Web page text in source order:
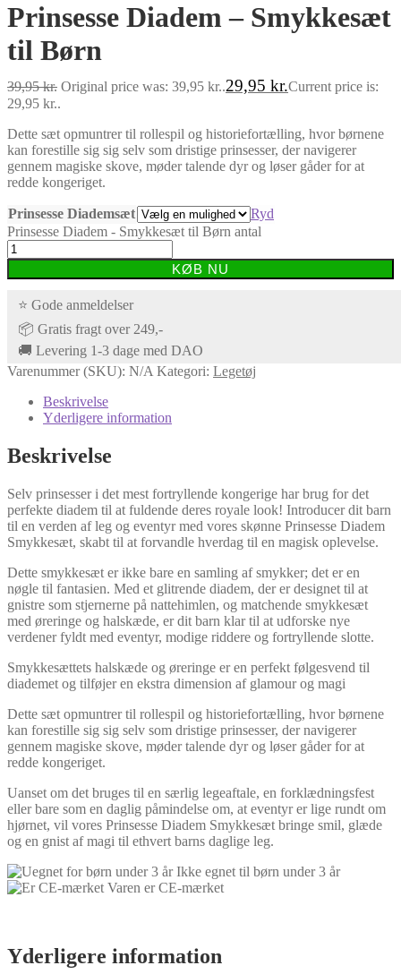
Prinsesse Diadem – Smykkesæt
til Børn
39,95kr. Original price was: 39,95 kr..29,95 kr.Current price is:
29,95 kr..
Dette sæt opmuntrer til rollespil og historiefortælling, hvor børnene
kan forestille sig sig selv som dristige prinsesser, der navigerer
gennem magiske skove, møder talende dyr og løser gåder for at
redde kongeriget.
Prinsesse Diademsæt
Ryd
Prinsesse Diadem - Smykkesæt til Børn antal
KØB NU
⭐ Gode anmeldelser
📦 Gratis fragt over 249,-
🚚 Levering 1-3 dage med DAO
Varenummer (SKU): N/A Kategori: Legetøj
Beskrivelse
Yderligere information
Beskrivelse
Selv prinsesser i det mest fortryllende kongerige har brug for det
perfekte diadem til at fuldende deres royale look! Introducer dit barn
til en verden af leg og eventyr med vores skønne Prinsesse Diadem
Smykkesæt, skabt til at forvandle hverdag til en magisk oplevelse.
Dette smykkesæt er ikke bare en samling af smykker; det er en
nøgle til fantasien. Med et glitrende diadem, der er designet til at
gnistre som stjernerne på nattehimlen, og matchende smykkesæt
med øreringe og halskæde, er dit barn klar til at udforske nye
verdener fyldt med eventyr, modige riddere og fortryllende slotte.
Smykkesættets halskæde og øreringe er en perfekt følgesvend til
diademet og tilføjer en ekstra dimension af glamour og magi
Dette sæt opmuntrer til rollespil og historiefortælling, hvor børnene
kan forestille sig sig selv som dristige prinsesser, der navigerer
gennem magiske skove, møder talende dyr og løser gåder for at
redde kongeriget.
Uanset om det bruges til en særlig legeaftale, en forklædningsfest
eller bare som en daglig påmindelse om, at eventyr er lige rundt om
hjørnet, vil vores Prinsesse Diadem Smykkesæt bringe smil, glæde
og en gnist af magi til ethvert barns daglige leg.
Ikke egnet til børn under 3 år
Varen er CE-mærket
Yderligere information